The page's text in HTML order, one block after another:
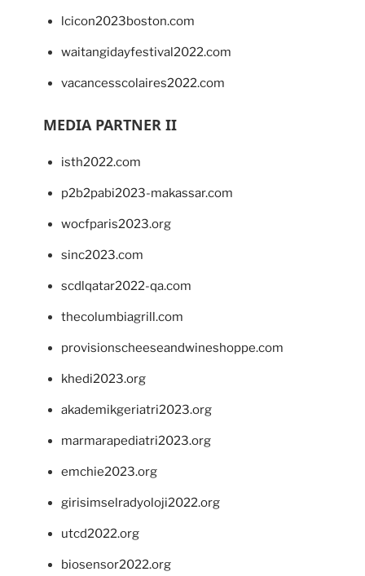
lcicon2023boston.com
waitangidayfestival2022.com
vacancesscolaires2022.com
MEDIA PARTNER II
isth2022.com
p2b2pabi2023-makassar.com
wocfparis2023.org
sinc2023.com
scdlqatar2022-qa.com
thecolumbiagrill.com
provisionscheeseandwineshoppe.com
khedi2023.org
akademikgeriatri2023.org
marmarapediatri2023.org
emchie2023.org
girisimselradyoloji2022.org
utcd2022.org
biosensor2022.org